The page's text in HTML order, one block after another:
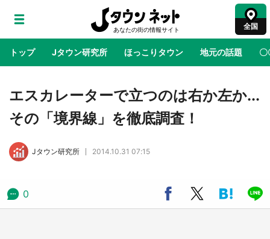
全国
トップ Jタウン研究所 ほっこりタウン 地元の話題 〇
地域×二次元 絶景 あの時はありがとう 物語がはじ
公式プロモ動画で「聖地」が生産されてます
『薬屋のひとりごと』の〝舞〟の世界に入り込
む 六本木ヒルズ展望台でコラボ、本邦初公開
エスカレーターで立つのは右か左か...
その「境界線」を徹底調査！
Jタウン研究所 2014.10.31 07:15
0